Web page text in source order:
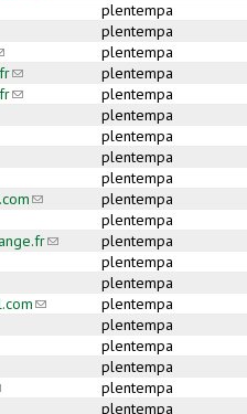
sends e-mail)
plentempa
plentempa
sends e-mail)plentempa
(link sends e-mail)plentempa
(link sends e-mail)plentempa
plentempa
plentempa
plentempa
plentempa
(link sends e-mail)
plentempa
plentempa
(link sends e-mail)
plentempa
e-mail)
plentempa
plentempa
(link sends e-mail)
plentempa
e-mail)
plentempa
plentempa
sends e-mail) plentempa
sends e-mail)plentempa
plentempa